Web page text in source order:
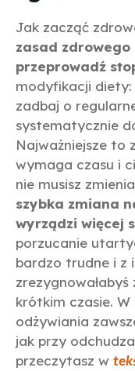
Jak zacząć
zasad
przeprowadź
modyfikacji diety:
zadbaj o
systematycznie
Najważniejsze to
wymaga czasu i
nie musisz
szybka zmiana
wyrządzi więcej
porzucanie
bardzo trudne i z
krótkim czasie.
odżywiania
jak przy
przeczytasz w